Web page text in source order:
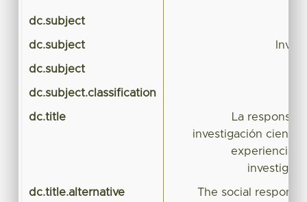
dc.subject
dc.subject
dc.subject
dc.subject.classification
dc.title
La
investigación
experiencia
dc.title.alternative
The social